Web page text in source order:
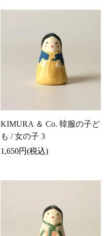
KIMURA ＆ Co. 韓服の子ど
も / 女の子 3
1,650円(税込)